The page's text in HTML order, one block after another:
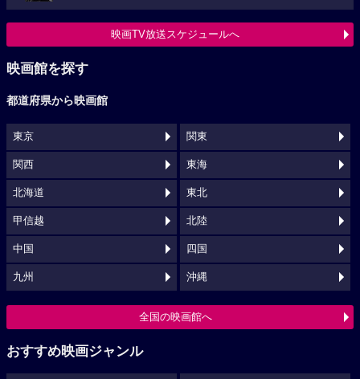
映画TV放送スケジュールへ
映画館を探す
都道府県から映画館
東京 関東
関西 東海
北海道 東北
甲信越 北陸
中国 四国
九州 沖縄
全国の映画館へ
おすすめ映画ジャンル